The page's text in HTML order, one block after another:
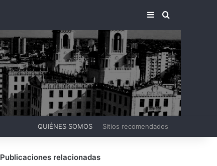
BARRA LATERAL
BUSCAR
QUIÉNES SOMOS Sitios recomendados
Publicaciones relacionadas